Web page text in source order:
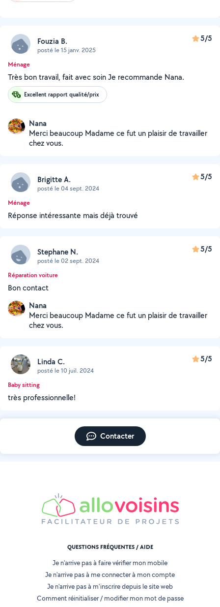
Fouzia B.
posté le 15 janv. 2025
5/5
Ménage
Très bon travail, fait avec soin Je recommande Nana.
Excellent rapport qualité/prix
Nana
Merci beaucoup Madame ce fut un plaisir de travailler
chez vous.
Brigitte A.
posté le 04 sept. 2024
5/5
Ménage
Réponse intéressante mais déjà trouvé
Stephane N.
posté le 02 sept. 2024
5/5
Réparation voiture
Bon contact
Nana
Merci beaucoup Madame ce fut un plaisir de travailler
chez vous.
Linda C.
posté le 10 juil. 2024
5/5
Baby sitting
très professionnelle!
Contacter
QUESTIONS FRÉQUENTES / AIDE
Je n'arrive pas à faire vérifier mon mobile
Je n'arrive pas à me connecter à mon compte
Je n'arrive pas à m'inscrire depuis le site web
Comment réinitialiser / modifier mon mot de passe